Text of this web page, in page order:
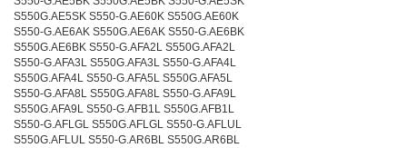
S550G.AE5SK S550-G.AE60K S550G.AE60K
S550-G.AE6AK S550G.AE6AK S550-G.AE6BK
S550G.AE6BK S550-G.AFA2L S550G.AFA2L
S550-G.AFA3L S550G.AFA3L S550-G.AFA4L
S550G.AFA4L S550-G.AFA5L S550G.AFA5L
S550-G.AFA8L S550G.AFA8L S550-G.AFA9L
S550G.AFA9L S550-G.AFB1L S550G.AFB1L
S550-G.AFLGL S550G.AFLGL S550-G.AFLUL
S550G.AFLUL S550-G.AR6BL S550G.AR6BL